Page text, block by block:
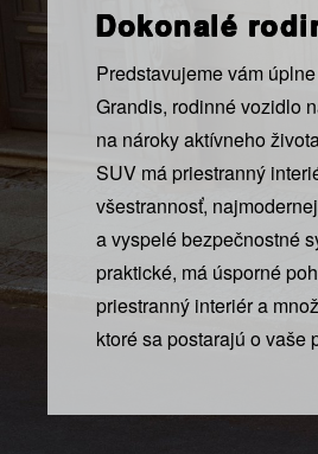
Dokonalé
Predstavujeme vám
Grandis, rodinné vozidlo
na nároky aktívneho
SUV má priestranný
všestrannosť,
a vyspelé bezpečnostné
praktické, má úsporné
priestranný interiér a
ktoré sa postarajú o vaše